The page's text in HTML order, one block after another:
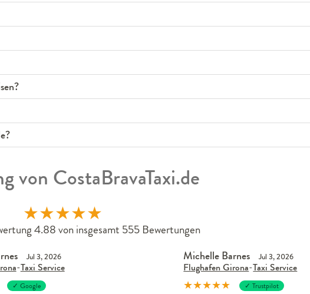
von CostaBravaTaxi.de
★★★★★
4.88 von insgesamt 555 Bewertungen
Jul 3, 2026
-Taxi Service
✓ Google
Michelle Barnes Jul 3, 2026
Flughafen Girona-Taxi Service
★★★★★ ✓ Trustpilot